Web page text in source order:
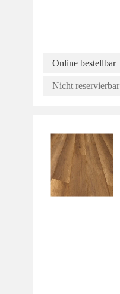
Online bestellbar
Nicht reservierbar